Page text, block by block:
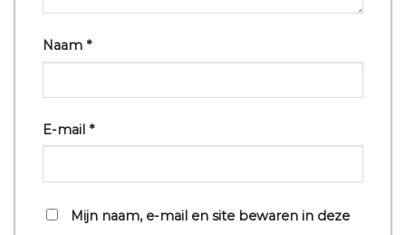
Naam *
E-mail *
Mijn naam, e-mail en site bewaren in deze